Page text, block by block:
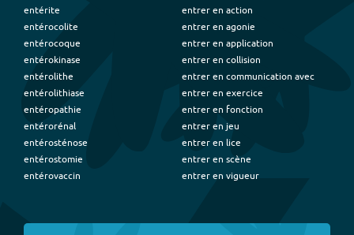
entérite
entérocolite
entérocoque
entérokinase
entérolithe
entérolithiase
entéropathie
entérorénal
entérosténose
entérostomie
entérovaccin
entrer en action
entrer en agonie
entrer en application
entrer en collision
entrer en communication avec
entrer en exercice
entrer en fonction
entrer en jeu
entrer en lice
entrer en scène
entrer en vigueur